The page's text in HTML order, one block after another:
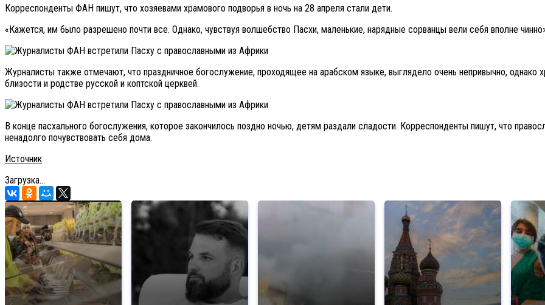
Корреспонденты ФАН пишут, что хозяевами храмового подворья в ночь на 28 апреля стали дети.
«Кажется, им было разрешено почти все. Однако, чувствуя волшебство Пасхи, маленькие, нарядные сорванцы вели себя вполне
Журналисты также отмечают, что праздничное богослужение, проходящее на арабском языке, выглядело очень непривычно, однако
близости и родстве русской и коптской церквей.
В конце пасхального богослужения, которое закончилось поздно ночью, детям раздали сладости. Корреспонденты пишут, что
ненадолго почувствовать себя дома.
Источник
Загрузка...